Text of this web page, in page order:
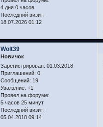
4 дня 0 часов
Последний визит:
18.07.2026 01:12
Wolt39
Новичок
Зарегистрирован: 01.03.2018
Приглашений: 0
Сообщений: 19
Уважение: +1
Провел на форуме:
5 часов 25 минут
Последний визит:
05.04.2018 09:14